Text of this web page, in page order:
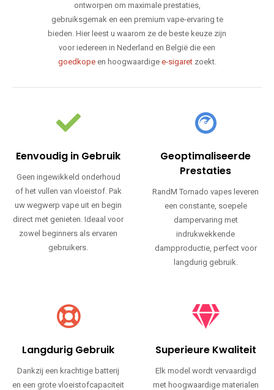
ontworpen om maximale prestaties,
gebruiksgemak en een premium vape-ervaring te
bieden. Hier leest u waarom ze de beste keuze zijn
voor iedereen in Nederland en België die een
goedkopeen hoogwaardige e-sigaretzoekt.
Eenvoudig in Gebruik
Geen ingewikkeld onderhoud
of het vullen van vloeistof. Pak
uw wegwerp vape uit en begin
direct met genieten. Ideaal voor
zowel beginners als ervaren
gebruikers.
Geoptimaliseerde
Prestaties
RandM Tornado vapes leveren
een constante, soepele
dampervaring met
indrukwekkende
dampproductie, perfect voor
langdurig gebruik.
Langdurig Gebruik
Dankzij een krachtige batterij
en een grote vloeistofcapaciteit
Superieure Kwaliteit
Elk model wordt vervaardigd
met hoogwaardige materialen